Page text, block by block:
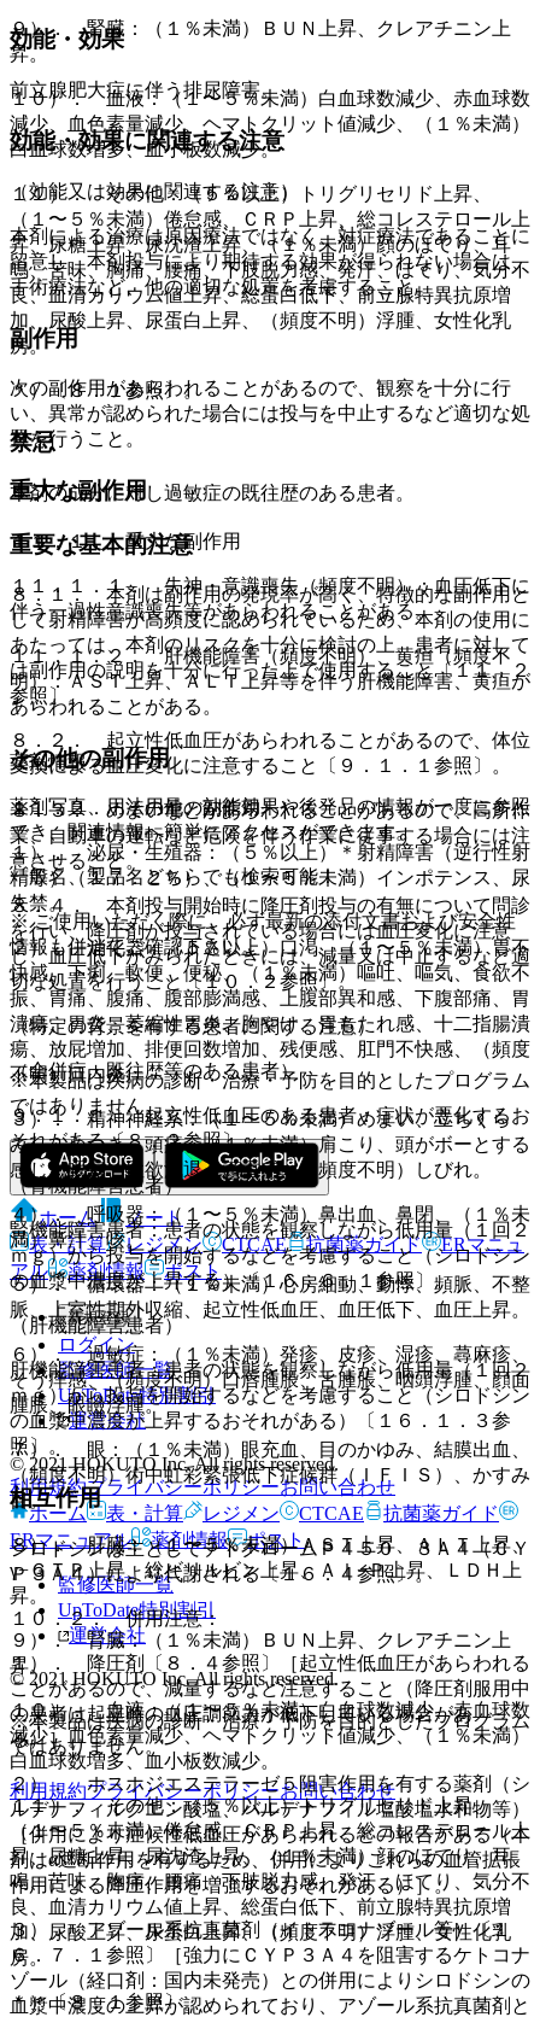
９）． 腎臓：（１％未満）ＢＵＮ上昇、クレアチニン上
昇。
１０）． 血液：（１〜５％未満）白血球数減少、赤血球数
減少、血色素量減少、ヘマトクリット値減少、（１％未満）
白血球数増多、血小板数減少。
１１）． その他：（５％以上）トリグリセリド上昇、
（１〜５％未満）倦怠感、ＣＲＰ上昇、総コレステロール上
昇、尿糖上昇、尿沈渣上昇、（１％未満）顔のほてり、耳
鳴、苦味、胸痛、腰痛、下肢脱力感、発汗、ほてり、気分不
良、血清カリウム値上昇、総蛋白低下、前立腺特異抗原増
加、尿酸上昇、尿蛋白上昇、（頻度不明）浮腫、女性化乳
房。
＊）〔８．１参照〕。
禁忌
本剤の成分に対し過敏症の既往歴のある患者。
重要な基本的注意
８．１． 本剤は副作用の発現率が高く、特徴的な副作用と
して射精障害が高頻度に認められているため、本剤の使用に
あたっては、本剤のリスクを十分に検討の上、患者に対して
は副作用の説明を十分に行った上で使用すること〔１１．２
参照〕。
８．２． 起立性低血圧があらわれることがあるので、体位
変換による血圧変化に注意すること〔９．１．１参照〕。
８．３． めまいなどがあらわれることがあるので、高所作
業、自動車の運転など危険を伴う作業に従事する場合には注
意させること。
８．４． 本剤投与開始時に降圧剤投与の有無について問診
を行い、降圧剤が投与されている場合には血圧変化に注意
し、血圧低下がみられたときには、減量又は中止するなど適
切な処置を行うこと〔１０．２参照〕。
（特定の背景を有する患者に関する注意）
（合併症・既往歴等のある患者）
９．１．１． 起立性低血圧のある患者：症状が悪化するお
それがある〔８．２参照〕。
（腎機能障害患者）
腎機能障害患者：患者の状態を観察しながら低用量（１回２
ｍｇ）から投与を開始するなどを考慮すること（シロドシン
の血漿中濃度が上昇する）〔１６．６．１参照〕。
（肝機能障害患者）
肝機能障害患者：患者の状態を観察しながら低用量（１回２
ｍｇ）から投与を開始するなどを考慮すること（シロドシン
の血漿中濃度が上昇するおそれがある）〔１６．１．３参
照〕。
相互作用
シロドシンは主としてチトクロームＰ４５０ ３Ａ４（ＣＹ
Ｐ３Ａ４）により代謝される〔１６．４参照〕。
１０．２． 併用注意：
１）． 降圧剤〔８．４参照〕［起立性低血圧があらわれる
ことがあるので、減量するなど注意すること（降圧剤服用中
の患者は起立時の血圧調節力が低下している場合があ
る）］。
２）． ホスホジエステラーゼ５阻害作用を有する薬剤（シ
ルデナフィルクエン酸塩、バルデナフィル塩酸塩水和物等）
［併用により症候性低血圧があらわれるとの報告がある（本
剤はα遮断作用を有するため、併用によりこれらの血管拡張
作用による降圧作用を増強するおそれがある）］。
３）． アゾール系抗真菌剤（イトラコナゾール等）〔１
６．７．１参照〕［強力にＣＹＰ３Ａ４を阻害するケトコナ
ゾール（経口剤：国内未発売）との併用によりシロドシンの
血漿中濃度の上昇が認められており、アゾール系抗真菌剤と
効能・効果
前立腺肥大症に伴う排尿障害。
効能・効果に関連する注意
（効能又は効果に関連する注意）
本剤による治療は原因療法ではなく、対症療法であることに
留意し、本剤投与により期待する効果が得られない場合は、
手術療法など、他の適切な処置を考慮すること。
副作用
次の副作用があらわれることがあるので、観察を十分に行
い、異常が認められた場合には投与を中止するなど適切な処
置を行うこと。
重大な副作用
１１．１． 重大な副作用
１１．１．１． 失神・意識喪失（頻度不明）：血圧低下に
伴う一過性意識喪失等があらわれることがある。
１１．１．２． 肝機能障害（頻度不明）、黄疸（頻度不
明）：ＡＳＴ上昇、ＡＬＴ上昇等を伴う肝機能障害、黄疸が
あらわれることがある。
その他の副作用
１１．２． その他の副作用
１）． 泌尿・生殖器：（５％以上）＊射精障害（逆行性射
精等）（１７．２％）、（１〜５％未満）インポテンス、尿
失禁。
２）． 消化器：（５％以上）口渇、（１〜５％未満）胃不
快感、下痢、軟便、便秘、（１％未満）嘔吐、嘔気、食欲不
振、胃痛、腹痛、腹部膨満感、上腹部異和感、下腹部痛、胃
潰瘍、胃炎、萎縮性胃炎、胸やけ、胃もたれ感、十二指腸潰
瘍、放屁増加、排便回数増加、残便感、肛門不快感、（頻度
不明）口内炎。
３）． 精神神経系：（１〜５％未満）めまい、立ちくら
み、ふらつき、頭痛、（１％未満）肩こり、頭がボーとする
感じ、眠気、性欲減退、頭重感、（頻度不明）しびれ。
４）． 呼吸器：（１〜５％未満）鼻出血、鼻閉、（１％未
満）鼻汁、咳。
５）． 循環器：（１％未満）心房細動、動悸、頻脈、不整
脈、上室性期外収縮、起立性低血圧、血圧低下、血圧上昇。
６）． 過敏症：（１％未満）発疹、皮疹、湿疹、蕁麻疹、
そう痒感、（頻度不明）口唇腫脹、舌腫脹、咽頭浮腫、顔面
腫脹、眼瞼浮腫。
７）． 眼：（１％未満）眼充血、目のかゆみ、結膜出血、
（頻度不明）術中虹彩緊張低下症候群（ＩＦＩＳ）、かすみ
目。
８）． 肝臓：（１〜５％未満）ＡＳＴ上昇、ＡＬＴ上昇、
γ−ＧＴＰ上昇、総ビリルビン上昇、Ａｌ−Ｐ上昇、ＬＤＨ上
昇。
９）． 腎臓：（１％未満）ＢＵＮ上昇、クレアチニン上
昇。
１０）． 血液：（１〜５％未満）白血球数減少、赤血球数
減少、血色素量減少、ヘマトクリット値減少、（１％未満）
白血球数増多、血小板数減少。
１１）． その他：（５％以上）トリグリセリド上昇、
（１〜５％未満）倦怠感、ＣＲＰ上昇、総コレステロール上
昇、尿糖上昇、尿沈渣上昇、（１％未満）顔のほてり、耳
鳴、苦味、胸痛、腰痛、下肢脱力感、発汗、ほてり、気分不
良、血清カリウム値上昇、総蛋白低下、前立腺特異抗原増
加、尿酸上昇、尿蛋白上昇、（頻度不明）浮腫、女性化乳
房。
＊）〔８．１参照〕。
薬剤情報
薬剤写真、用法用量、効能効果や後発品の情報が一度に参照
でき、関連情報へ簡単にアクセスができます。
一般名、製品名どちらでも検索可能！
※ ご使用いただく際に、必ず最新の添付文書および安全性
情報も併せてご確認下さい。
※本製品は疾病の診断・治療・予防を目的としたプログラム
ではありません。
ホーム
ノート
表・計算
レジメン CTCAE 抗菌薬ガイド
ERマニュ
アル
薬剤情報 ポスト
新規登録
ログイン
監修医師一覧
UpToDate特別割引
運営会社
© 2021 HOKUTO Inc. All rights reserved.
利用規約プライバシーポリシーお問い合わせ
ホーム
表・計算 レジメン CTCAE
抗菌薬ガイド
ERマニュアル
薬剤情報 ポスト
監修医師一覧
UpToDate特別割引
運営会社
© 2021 HOKUTO Inc. All rights reserved.
※本製品は疾病の診断・治療・予防を目的としたプログラム
ではありません。
利用規約プライバシーポリシーお問い合わせ